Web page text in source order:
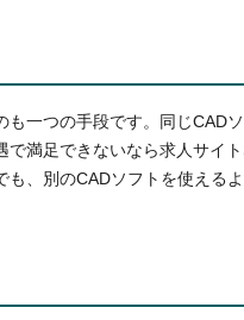
一つの手段です。同じCAD
満足できないなら求人サイ
も、別のCADソフトを使える